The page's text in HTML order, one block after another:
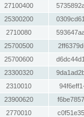
27100400
25300200
2710080
25700500
25700600
23300320
2310010
23900620
2770010